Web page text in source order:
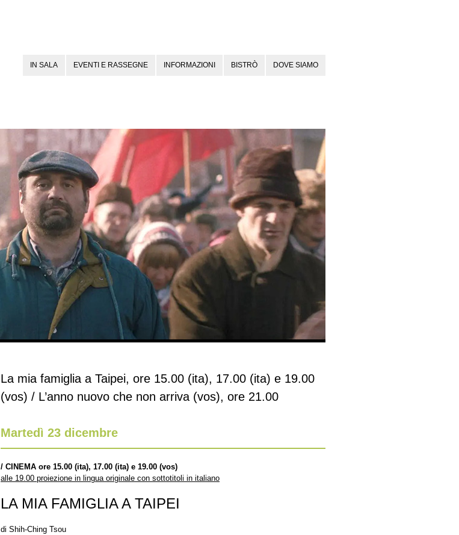
IN SALA EVENTI E RASSEGNE INFORMAZIONI BISTRÒ DOVE SIAMO
La mia famiglia a Taipei, ore 15.00 (ita), 17.00 (ita) e 19.00
(vos) / L’anno nuovo che non arriva (vos), ore 21.00
Martedì 23 dicembre
/ CINEMA ore 15.00 (ita), 17.00 (ita) e 19.00 (vos)
alle 19.00 proiezione in lingua originale con sottotitoli in italiano
LA MIA FAMIGLIA A TAIPEI
di Shih-Ching Tsou